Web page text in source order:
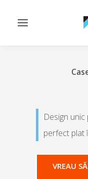
Comutare
Design
perfect plat
VREAU